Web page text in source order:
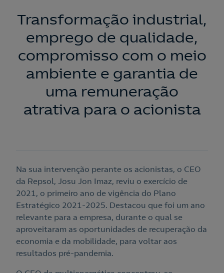
Transformação industrial,
emprego de qualidade,
compromisso com o meio
ambiente e garantia de
uma remuneração
atrativa para o acionista
Na sua intervenção perante os acionistas, o CEO
da Repsol, Josu Jon Imaz, reviu o exercício de
2021, o primeiro ano de vigência do Plano
Estratégico 2021-2025. Destacou que foi um ano
relevante para a empresa, durante o qual se
aproveitaram as oportunidades de recuperação da
economia e da mobilidade, para voltar aos
resultados pré-pandemia.